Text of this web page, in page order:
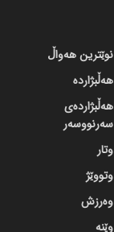
نوێترین هەواڵ
هەڵبژاردە
هەڵبژاردەی
سەرنووسەر
وتار
وتووێژ
وەرزش
وێنە